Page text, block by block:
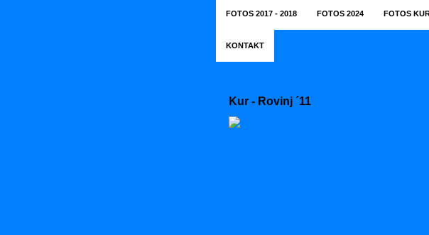
FOTOS 2017 - 2018 FOTOS 2024 FOTOS
KONTAKT
Kur - Rovinj ´11